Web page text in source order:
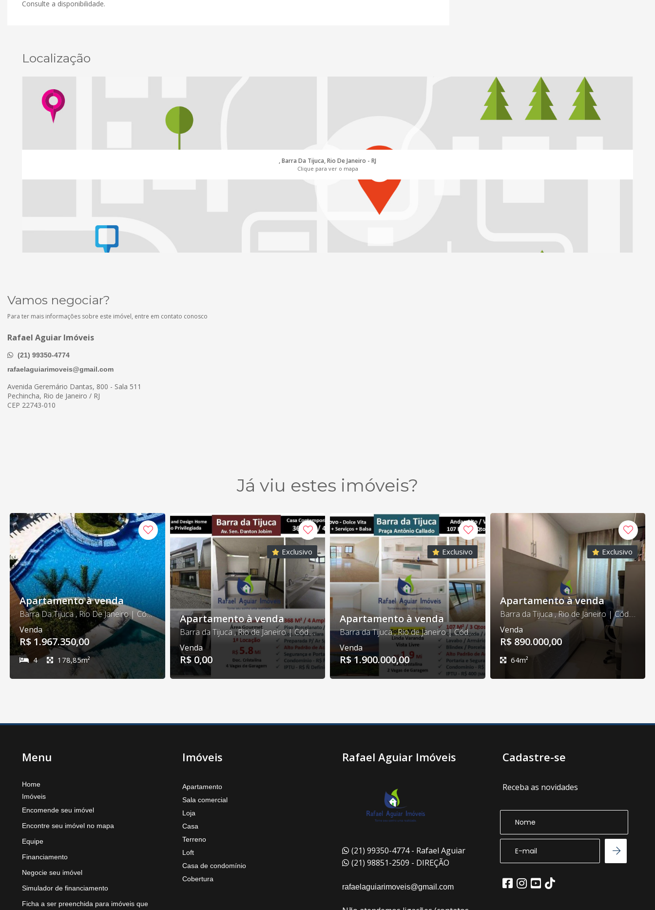
Consulte a disponibilidade.
Localização
, Barra Da Tijuca, Rio De Janeiro - RJ
Clique para ver o mapa
Vamos negociar?
Para ter mais informações sobre este imóvel, entre em contato conosco
Rafael Aguiar Imóveis
(21) 99350-4774
rafaelaguiarimoveis@gmail.com
Avenida Geremário Dantas, 800 - Sala 511
Pechincha, Rio de Janeiro / RJ
CEP 22743-010
Já viu estes imóveis?
Apartamento à venda
Barra Da Tijuca , Rio De Janeiro | Cód. 235
Venda
R$ 1.967.350,00
4 178,85m²
Exclusivo
Apartamento à venda
Barra da Tijuca , Rio de Janeiro | Cód. AP0235
Venda
R$ 0,00
Exclusivo
Apartamento à venda
Barra da Tijuca , Rio de Janeiro | Cód. AP0237
Venda
R$ 1.900.000,00
Exclusivo
Apartamento à venda
Barra da Tijuca , Rio de Janeiro | Cód. AP0238
Venda
R$ 890.000,00
64m²
Menu
Home
Imóveis
Encomende seu imóvel
Encontre seu imóvel no mapa
Equipe
Financiamento
Negocie seu imóvel
Simulador de financiamento
Ficha a ser preenchida para imóveis que
Imóveis
Apartamento
Sala comercial
Loja
Casa
Terreno
Loft
Casa de condomínio
Cobertura
Rafael Aguiar Imóveis
(21) 99350-4774 - Rafael Aguiar
(21) 98851-2509 - DIREÇÃO
rafaelaguiarimoveis@gmail.com
Cadastre-se
Receba as novidades